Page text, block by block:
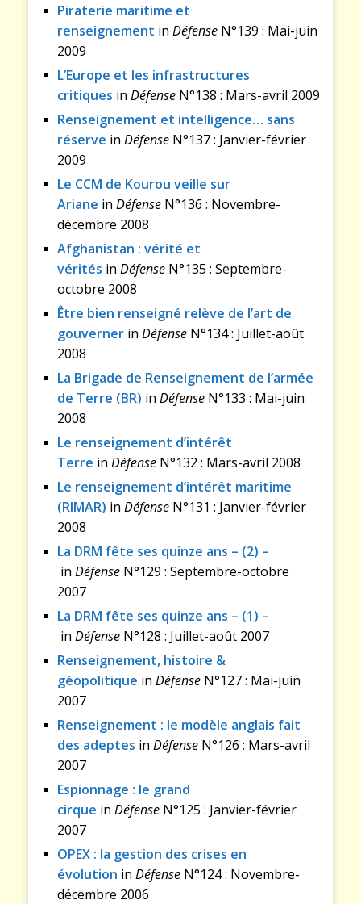
Piraterie maritime et
renseignement in Défense N°139 : Mai-juin
2009
L’Europe et les infrastructures
critiques in Défense N°138 : Mars-avril 2009
Renseignement et intelligence… sans
réserve in Défense N°137 : Janvier-février
2009
Le CCM de Kourou veille sur
Ariane in Défense N°136 : Novembre-
décembre 2008
Afghanistan : vérité et
vérités in Défense N°135 : Septembre-
octobre 2008
Être bien renseigné relève de l’art de
gouverner in Défense N°134 : Juillet-août
2008
La Brigade de Renseignement de l’armée
de Terre (BR) in Défense N°133 : Mai-juin
2008
Le renseignement d’intérêt
Terre in Défense N°132 : Mars-avril 2008
Le renseignement d’intérêt maritime
(RIMAR) in Défense N°131 : Janvier-février
2008
La DRM fête ses quinze ans – (2) –
in Défense N°129 : Septembre-octobre
2007
La DRM fête ses quinze ans – (1) –
in Défense N°128 : Juillet-août 2007
Renseignement, histoire &
géopolitique in Défense N°127 : Mai-juin
2007
Renseignement : le modèle anglais fait
des adeptes in Défense N°126 : Mars-avril
2007
Espionnage : le grand
cirque in Défense N°125 : Janvier-février
2007
OPEX : la gestion des crises en
évolution in Défense N°124 : Novembre-
décembre 2006